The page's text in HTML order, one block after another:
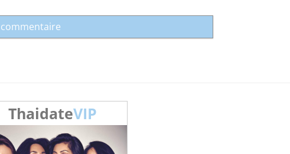
ThaidateVIP